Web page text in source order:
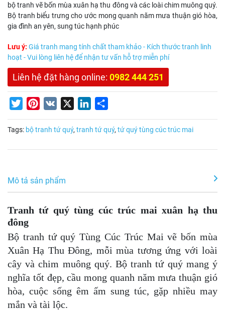
bộ tranh vẽ bốn mùa xuân hạ thu đông và các loài chim muông quý.
Bộ tranh biểu trưng cho ước mong quanh năm mưa thuận gió hòa,
gia đình an yên, sung túc hạnh phúc
Lưu ý: Giá tranh mang tính chất tham khảo - Kích thước tranh linh
hoạt - Vui lòng liên hệ để nhận tư vấn hỗ trợ miễn phí
Liên hệ đặt hàng online: 0982 444 251
TwitterPinterest
VK LinkedIn
Tags: bộ tranh tứ quý, tranh tứ quý, tứ quý tùng cúc trúc mai
Mô tả sản phẩm
Tranh tứ quý tùng cúc trúc mai xuân hạ thu
đông
Bộ tranh tứ quý Tùng Cúc Trúc Mai vẽ bốn mùa
Xuân Hạ Thu Đông, mỗi mùa tương ứng với loài
cây và chim muông quý. Bộ tranh tứ quýmang ý
nghĩa tốt đẹp, cầu mong quanh năm mưa thuận gió
hòa, cuộc sống êm ấm sung túc, gặp nhiều may
mắn và tài lộc.